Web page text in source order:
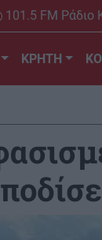
101.5 FM Ράδιο
ΚΡΗΤΗ